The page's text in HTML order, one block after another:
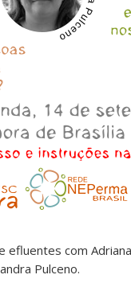
com
Pulceno.